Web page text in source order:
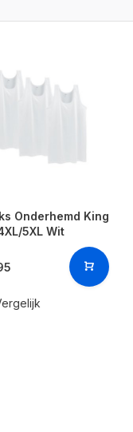
Onderhemd King
5XL Wit